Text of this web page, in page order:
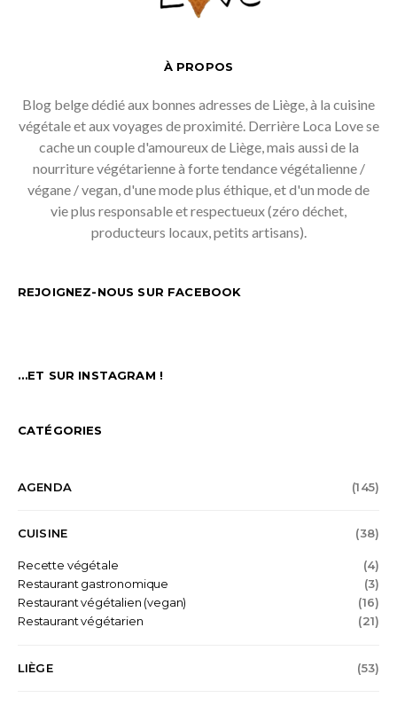
À PROPOS
Blog belge dédié aux bonnes adresses de Liège, à la cuisine
végétale et aux voyages de proximité. Derrière Loca Love se
cache un couple d'amoureux de Liège, mais aussi de la
nourriture végétarienne à forte tendance végétalienne /
végane / vegan, d'une mode plus éthique, et d'un mode de
vie plus responsable et respectueux (zéro déchet,
producteurs locaux, petits artisans).
REJOIGNEZ-NOUS SUR FACEBOOK
…ET SUR INSTAGRAM !
CATÉGORIES
AGENDA (145)
CUISINE (38)
Recette végétale
(4)
Restaurant gastronomique
(3)
Restaurant végétalien (vegan)
(16)
Restaurant végétarien
(21)
LIÈGE (53)